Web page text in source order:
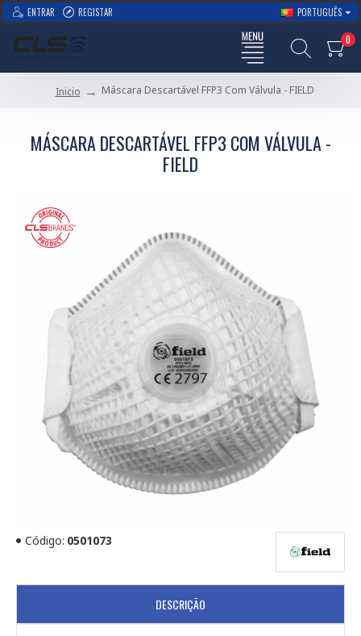
ENTRAR REGISTAR PORTUGUÊS
0
Inicio Máscara Descartável FFP3 Com Válvula - FIELD
MÁSCARA DESCARTÁVEL FFP3 COM VÁLVULA -
FIELD
Código: 0501073
DESCRIÇÃO